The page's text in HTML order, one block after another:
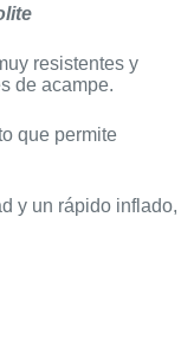
resistentes y
de acampe.
que permite
y un rápido inflado,